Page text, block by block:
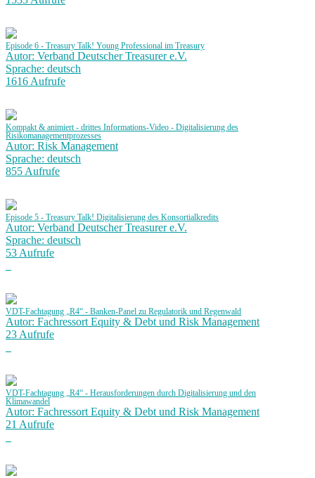
Episode 6 - Treasury Talk! Young Professional im Treasury
Autor: Verband Deutscher Treasurer e.V.
Sprache: deutsch
1616 Aufrufe
Kompakt & animiert - drittes Informations-Video - Digitalisierung des
Risikomanagementprozesses
Autor: Risk Management
Sprache: deutsch
855 Aufrufe
Episode 5 - Treasury Talk! Digitalisierung des Konsortialkredits
Autor: Verband Deutscher Treasurer e.V.
Sprache: deutsch
53 Aufrufe
VDT-Fachtagung „R4“ - Banken-Panel zu Regulatorik und Regenwald
Autor: Fachressort Equity & Debt und Risk Management
23 Aufrufe
VDT-Fachtagung „R4“ - Herausforderungen durch Digitalisierung und den
Klimawandel
Autor: Fachressort Equity & Debt und Risk Management
21 Aufrufe